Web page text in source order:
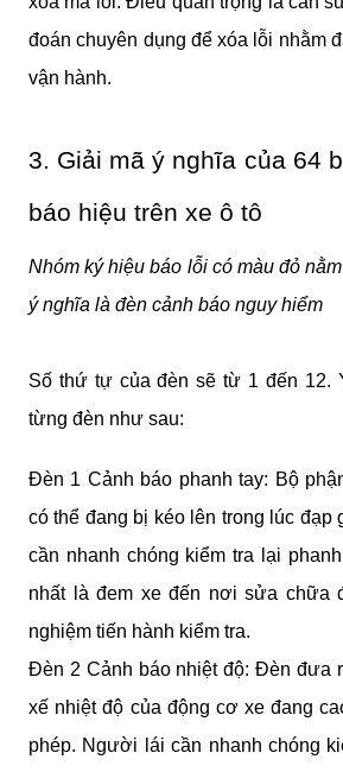
đoán chuyên dụng để xóa lỗi nhằm
vận hành.
3. Giải mã ý nghĩa của 64
báo hiệu trên xe ô tô
Nhóm ký hiệu báo lỗi có màu đỏ
ý nghĩa là đèn cảnh báo nguy hiểm
Số thứ tự của đèn sẽ từ 1 đến 12.
từng đèn như sau:
Đèn 1 Cảnh báo phanh tay: Bộ
có thể đang bị kéo lên trong lúc đạp
cần nhanh chóng kiểm tra lại
nhất là đem xe đến nơi sửa chữa
nghiệm tiến hành kiểm tra.
Đèn 2 Cảnh báo nhiệt độ: Đèn đưa
xế nhiệt độ của động cơ xe đang
phép. Người lái cần nhanh chóng